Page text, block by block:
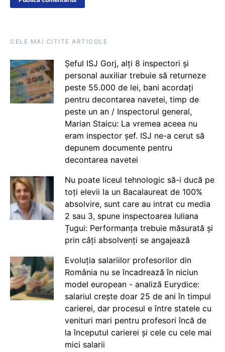
CELE MAI CITITE ARTICOLE
Șeful ISJ Gorj, alți 8 inspectori și
personal auxiliar trebuie să returneze
peste 55.000 de lei, bani acordați
pentru decontarea navetei, timp de
peste un an / Inspectorul general,
Marian Staicu: La vremea aceea nu
eram inspector șef. ISJ ne-a cerut să
depunem documente pentru
decontarea navetei
Nu poate liceul tehnologic să-i ducă pe
toți elevii la un Bacalaureat de 100%
absolvire, sunt care au intrat cu media
2 sau 3, spune inspectoarea Iuliana
Țugui: Performanța trebuie măsurată și
prin câți absolvenți se angajează
Evoluția salariilor profesorilor din
România nu se încadrează în niciun
model european - analiză Eurydice:
salariul crește doar 25 de ani în timpul
carierei, dar procesul e între statele cu
venituri mari pentru profesori încă de
la începutul carierei și cele cu cele mai
mici salarii